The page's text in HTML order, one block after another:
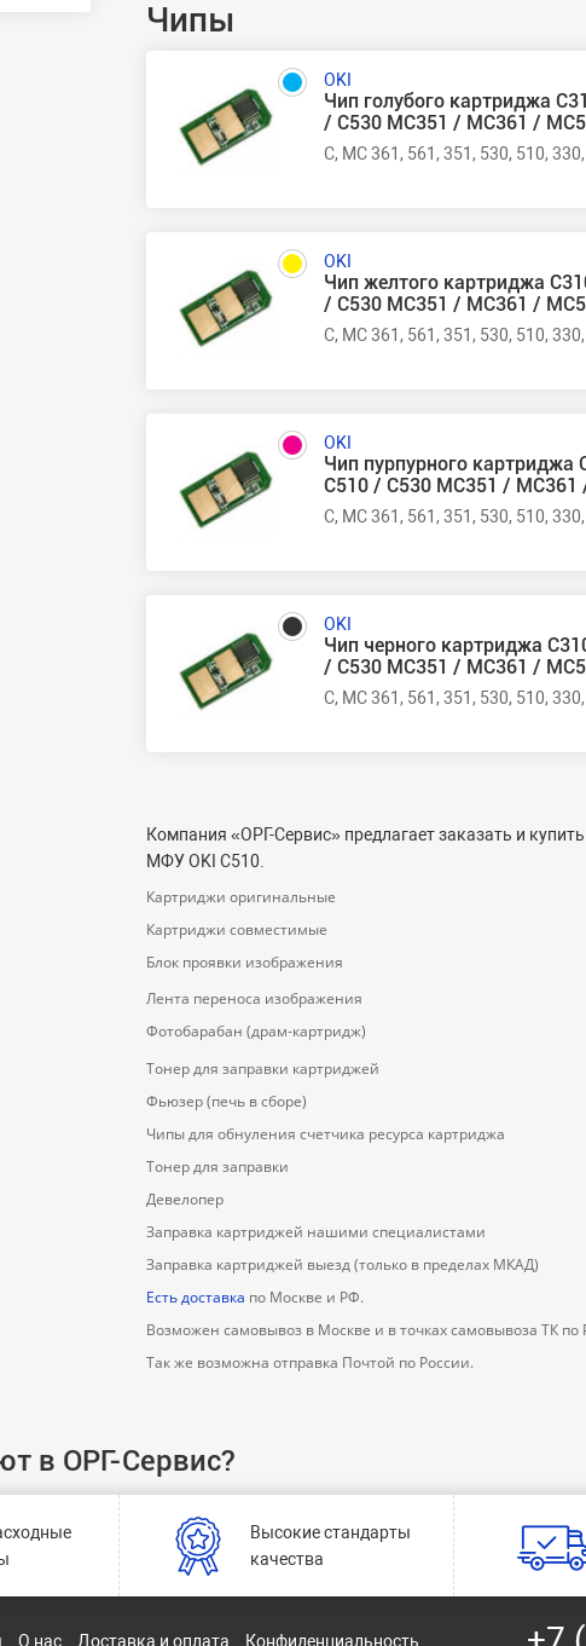
Чипы
OKI
Чип голубого картриджа
/ C530 MC351 / MC361 /
C, MC 361, 561, 351, 530, 510,
OKI
Чип желтого картриджа
/ C530 MC351 / MC361 /
C, MC 361, 561, 351, 530, 510,
OKI
Чип пурпурного картриджа
C510 / C530 MC351 / MC361
C, MC 361, 561, 351, 530, 510,
OKI
Чип черного картриджа
/ C530 MC351 / MC361 /
C, MC 361, 561, 351, 530, 510,
Компания «ОРГ-Cервис» предлагает заказать и
МФУ OKI C510.
Картриджи оригинальные
Картриджи совместимые
Блок проявки изображения
Лента переноса изображения
Фотобарабан (драм-картридж)
Тонер для заправки картриджей
Фьюзер (печь в сборе)
Чипы для обнуления счетчика ресурса картриджа
Тонер для заправки
Девелопер
Заправка картриджей нашими специалистами
Заправка картриджей выезд (только в пределах МКАД)
Есть доставка по Москве и РФ.
Возможен самовывоз в Москве и в точках самовывоза ТК по
Так же возможна отправка Почтой по России.
в ОРГ-Сервис?
Высокие стандарты
качества
О нас Доставка и оплата Конфиденциальность